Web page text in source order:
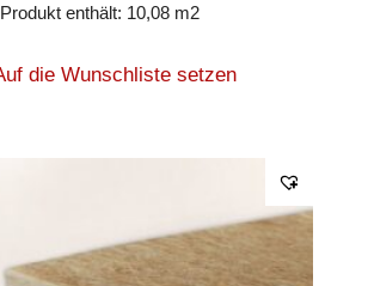
Produkt enthält: 10,08 m2
die Wunschliste setzen